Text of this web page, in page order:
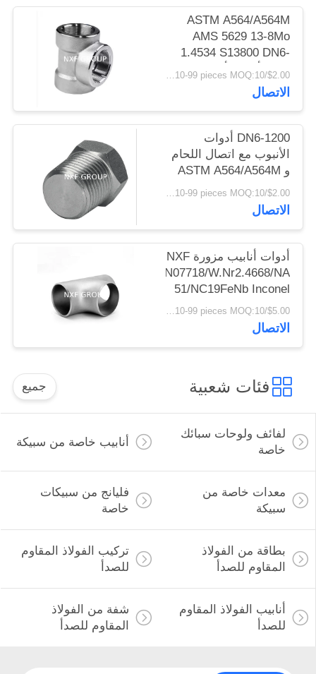
سياسة
الخصوصية
ASTM A564/A564M
AMS 5629 13-8Mo
1.4534 S13800 DN6-
1200 أدوات أنابيب عالية
ضغط الخيط Tee
$2.00/pieces 10-99 pieces MOQ:10 قطع
الاتصال
DN6-1200 أدوات
الأنبوب مع اتصال اللحام
و ASTM A564/A564M
AMS 5629 تقنية صب
الرأس هيكس القياسية
$2.00/pieces 10-99 pieces MOQ:10 قطع
الاتصال
أدوات أنابيب مزورة NXF
GH4169/N07718/W.Nr2.4668/NA
51/NC19FeNb Inconel
718 DN15-DN1200
الأنابيب
$5.00/pieces 10-99 pieces MOQ:10 قطع
الاتصال
فئات شعبية جميع
لفائف ولوحات سبائك
خاصة
أنابيب خاصة من سبيكة
معدات خاصة من
سبيكة
فليانج من سبيكات
خاصة
بطاقة من الفولاذ
المقاوم للصدأ
تركيب الفولاذ المقاوم
للصدأ
أنابيب الفولاذ المقاوم
للصدأ
شفة من الفولاذ
المقاوم للصدأ